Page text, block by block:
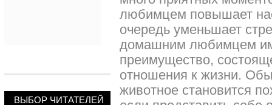
ВЫБОР ЧИТАТЕЛЕЙ
любимцем повышает
очередь уменьшает
домашним любимцем
преимущество,
отношения к жизни.
животное становится